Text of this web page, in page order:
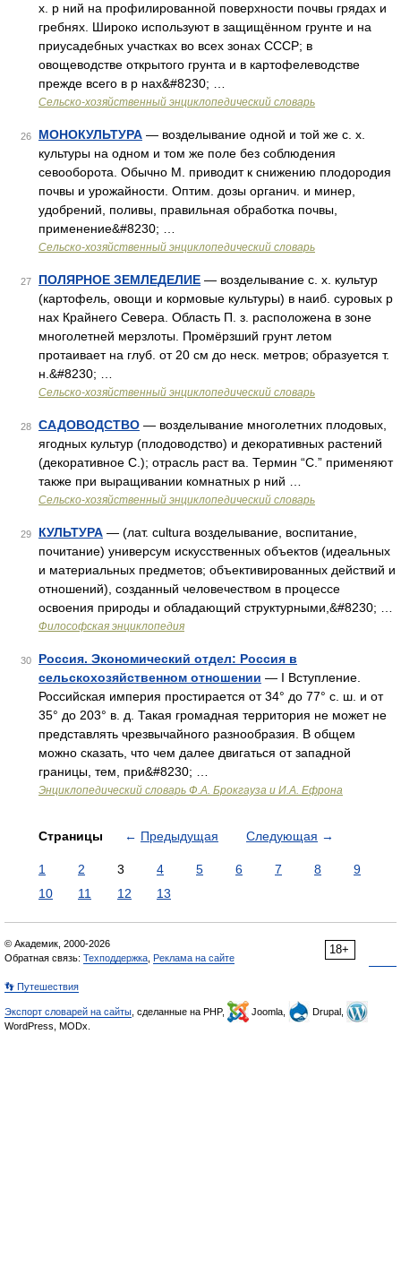
х. р ний на профилированной поверхности почвы грядах и
гребнях. Широко используют в защищённом грунте и на
приусадебных участках во всех зонах СССР; в
овощеводстве открытого грунта и в картофелеводстве
прежде всего в р нах&#8230; …
Сельско-хозяйственный энциклопедический словарь
26 МОНОКУЛЬТУРА — возделывание одной и той же с. х.
культуры на одном и том же поле без соблюдения
севооборота. Обычно М. приводит к снижению плодородия
почвы и урожайности. Оптим. дозы органич. и минер,
удобрений, поливы, правильная обработка почвы,
применение&#8230; …
Сельско-хозяйственный энциклопедический словарь
27 ПОЛЯРНОЕ ЗЕМЛЕДЕЛИЕ — возделывание с. х. культур
(картофель, овощи и кормовые культуры) в наиб. суровых р
нах Крайнего Севера. Область П. з. расположена в зоне
многолетней мерзлоты. Промёрзший грунт летом
протаивает на глуб. от 20 см до неск. метров; образуется т.
н.&#8230; …
Сельско-хозяйственный энциклопедический словарь
28 САДОВОДСТВО — возделывание многолетних плодовых,
ягодных культур (плодоводство) и декоративных растений
(декоративное С.); отрасль раст ва. Термин “С.” применяют
также при выращивании комнатных р ний …
Сельско-хозяйственный энциклопедический словарь
29 КУЛЬТУРА — (лат. cultura возделывание, воспитание,
почитание) универсум искусственных объектов (идеальных
и материальных предметов; объективированных действий и
отношений), созданный человечеством в процессе
освоения природы и обладающий структурными,&#8230; …
Философская энциклопедия
30
Россия. Экономический отдел: Россия в
сельскохозяйственном отношении — I Вступление.
Российская империя простирается от 34° до 77° с. ш. и от
35° до 203° в. д. Такая громадная территория не может не
представлять чрезвычайного разнообразия. В общем
можно сказать, что чем далее двигаться от западной
границы, тем, при&#8230; …
Энциклопедический словарь Ф.А. Брокгауза и И.А. Ефрона
Страницы ← Предыдущая Следующая →
1 2 3 4 5 6 7 8
9
10
11 12 13
18+
© Академик, 2000-2026
Обратная связь: Техподдержка Реклама на сайте
👣 Путешествия
Экспорт словарей на сайты , сделанные на PHP, Joomla,
Drupal,
WordPress, MODx.